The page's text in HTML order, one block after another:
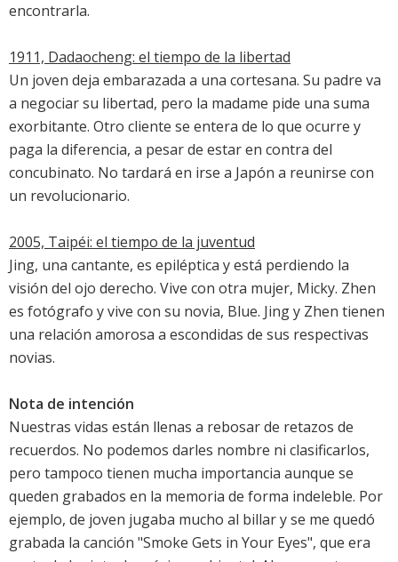
encontrarla.
1911, Dadaocheng: el tiempo de la libertad
Un joven deja embarazada a una cortesana. Su padre va
a negociar su libertad, pero la madame pide una suma
exorbitante. Otro cliente se entera de lo que ocurre y
paga la diferencia, a pesar de estar en contra del
concubinato. No tardará en irse a Japón a reunirse con
un revolucionario.
2005, Taipéi: el tiempo de la juventud
Jing, una cantante, es epiléptica y está perdiendo la
visión del ojo derecho. Vive con otra mujer, Micky. Zhen
es fotógrafo y vive con su novia, Blue. Jing y Zhen tienen
una relación amorosa a escondidas de sus respectivas
novias.
Nota de intención
Nuestras vidas están llenas a rebosar de retazos de
recuerdos. No podemos darles nombre ni clasificarlos,
pero tampoco tienen mucha importancia aunque se
queden grabados en la memoria de forma indeleble. Por
ejemplo, de joven jugaba mucho al billar y se me quedó
grabada la canción "Smoke Gets in Your Eyes", que era